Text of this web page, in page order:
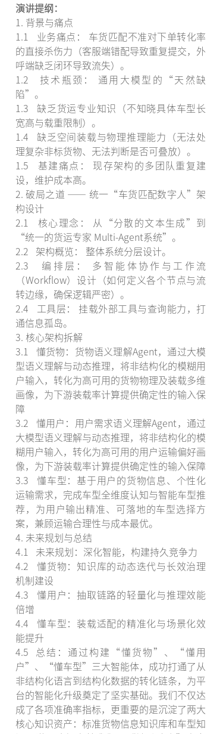
演讲提纲：
1. 背景与痛点
1.1 业务痛点： 车货匹配不准对下单转化率
的直接杀伤力（客服端错配导致重复提交，外
呼端缺乏闭环导致流失）。
1.2 技术瓶颈： 通用大模型的“天然缺
陷”。
1.3 缺乏货运专业知识（不知晓具体车型长
宽高与载重限制）。
1.4 缺乏空间装载与物理推理能力（无法处
理复杂非标货物、无法判断是否可叠放）。
1.5 基建痛点： 现存架构的多团队重复建
设，维护成本高。
2. 破局之道 —— 统一“车货匹配数字人”架
构设计
2.1 核心理念： 从“分散的文本生成”到
“统一的货运专家 Multi-Agent系统”。
2.2 架构概览： 整体系统分层设计。
2.3 编排层： 多智能体协作与工作流
（Workflow）设计（如何定义各个节点与流
转边缘，确保逻辑严密）。
2.4 工具层： 挂载外部工具与查询能力，打
通信息孤岛。
3. 核心架构拆解
3.1 懂货物：货物语义理解Agent，通过大模
型语义理解与动态推理，将非结构化的模糊用
户输入，转化为高可用的货物物理及装载多维
画像，为下游装载率计算提供确定性的输入保
障
3.2 懂用户：用户需求语义理解Agent，通过
大模型语义理解与动态推理，将非结构化的模
糊用户输入，转化为高可用的用户运输偏好画
像，为下游装载率计算提供确定性的输入保障
3.3 懂车型：基于用户的货物信息、个性化
运输需求，完成车型全维度认知与智能车型推
荐，为用户输出精准、可落地的车型选择方
案，兼顾运输合理性与成本最优。
4. 未来规划与总结
4.1 未来规划：深化智能，构建持久竞争力
4.2 懂货物：知识库的动态迭代与长效治理
机制建设
4.3 懂用户：抽取链路的轻量化与推理效能
倍增
4.4 懂车型：装载适配的精准化与场景化效
能提升
4.5 总结：通过构建“懂货物”、“懂用
户”、“懂车型”三大智能体，成功打通了从
非结构化语言到结构化数据的转化链条，为平
台的智能化升级奠定了坚实基础。我们不仅达
成了各项准确率指标，更重要的是沉淀了两大
核心知识资产：标准货物信息知识库和车型知